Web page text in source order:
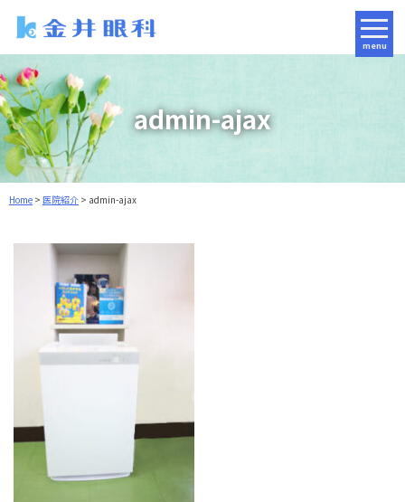
menu
admin-ajax
Home > 医院紹介 > admin-ajax